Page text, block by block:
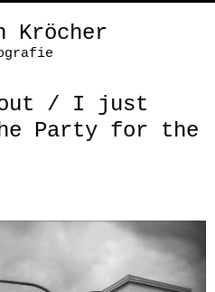
Kröcher
/ I just
Party for the